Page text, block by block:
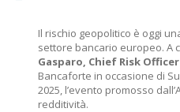
Il rischio geopolitico è oggi
settore bancario europeo. A
Gasparo, Chief Risk
Bancaforte in occasione di
2025, l’evento promosso
redditività.